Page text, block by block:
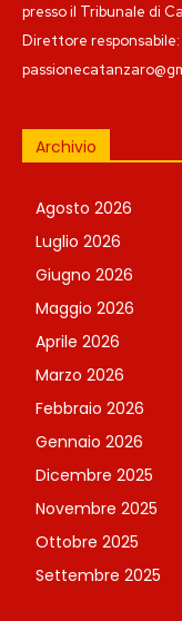
presso il Tribunale di
Direttore responsabile:
Archivio
Agosto 2026
Luglio 2026
Giugno 2026
Maggio 2026
Aprile 2026
Marzo 2026
Febbraio 2026
Gennaio 2026
Dicembre 2025
Novembre 2025
Ottobre 2025
Settembre 2025